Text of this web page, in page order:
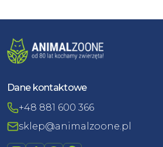
Dane kontaktowe
+48 881 600 366
sklep@animalzoone.pl